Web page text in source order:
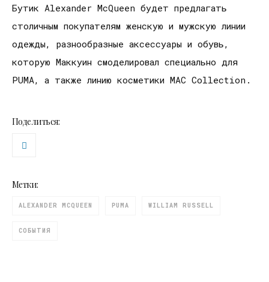
Бутик Alexander McQueen будет предлагать
столичным покупателям женскую и мужскую линии
одежды, разнообразные аксессуары и обувь,
которую Маккуин смоделировал специально для
PUMA, а также линию косметики MAC Collection.
Поделиться:
Метки:
ALEXANDER MCQUEEN PUMA WILLIAM RUSSELL
СОБЫТИЯ